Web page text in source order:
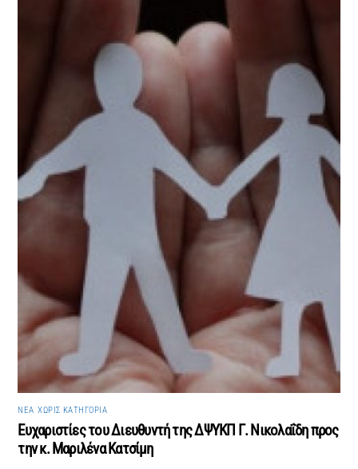
ΝΈΑ ,ΧΩΡΊΣ ΚΑΤΗΓΟΡΊΑ
Ευχαριστίες του Διευθυντή της ΔΨΥΚΠ Γ. Νικολαΐδη προς
την κ. Μαριλένα Κατσίμη